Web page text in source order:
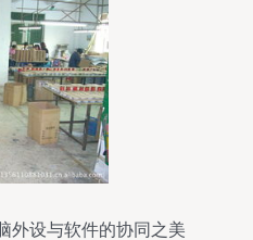
外设与软件的协同之美